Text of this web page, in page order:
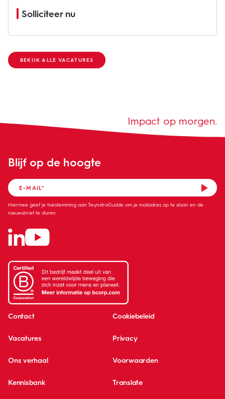
de toekomst? Niet door rapporten te schrijven, maar
Solliciteer nu
BEKIJK ALLE VACATURES
Contact Cookiebeleid
Vacatures Privacy
Ons verhaal Voorwaarden
Kennisbank Translate
Blijf op de hoogte
Hiermee geef je toestemming aan TwynstraGudde om je mailadres op te slaan en de
nieuwsbrief te sturen.
Impact op morgen.